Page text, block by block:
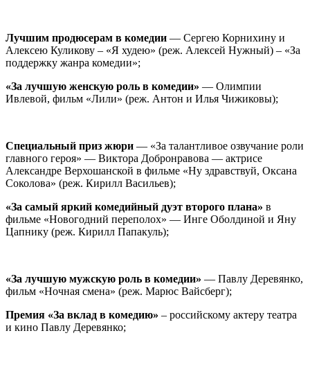
Лучшим продюсерам в комедии — Сергею Корнихину и
Алексею Куликову – «Я худею» (реж. Алексей Нужный) – «За
поддержку жанра комедии»;
«За лучшую женскую роль в комедии» — Олимпии
Ивлевой, фильм «Лили» (реж. Антон и Илья Чижиковы);
Специальный приз жюри — «За талантливое озвучание роли
главного героя» — Виктора Добронравова — актрисе
Александре Верхошанской в фильме «Ну здравствуй, Оксана
Соколова» (реж. Кирилл Васильев);
«За самый яркий комедийный дуэт второго плана» в
фильме «Новогодний переполох» — Инге Оболдиной и Яну
Цапнику (реж. Кирилл Папакуль);
«За лучшую мужскую роль в комедии» — Павлу Деревянко,
фильм «Ночная смена» (реж. Марюс Вайсберг);
Премия «За вклад в комедию» – российскому актеру театра
и кино Павлу Деревянко;